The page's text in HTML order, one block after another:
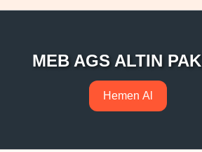
MEB AGS ALTIN
Hemen Al